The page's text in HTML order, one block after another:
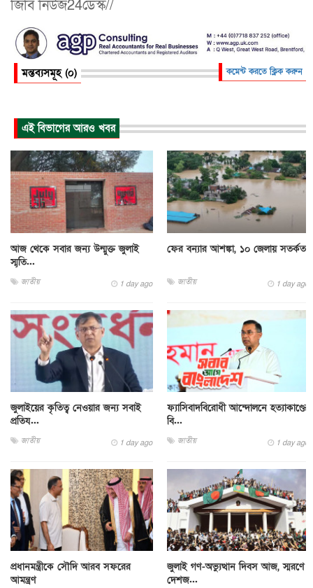
জিবি নিউজ24ডেস্ক//
মন্তব্যসমূহ (০) কমেন্ট করতে ক্লিক করুন
এই বিভাগের আরও খবর
আজ থেকে সবার জন্য উন্মুক্ত জুলাই
স্মৃতি...
জাতীয় 1 day ago
ফের বন্যার আশঙ্কা, ১০ জেলায় সতর্কতা
জাতীয় 1 day ago
জুলাইয়ের কৃতিত্ব নেওয়ার জন্য সবাই
প্রতিয...
জাতীয় 1 day ago
ফ্যাসিবাদবিরোধী আন্দোলনে হত্যাকাণ্ডের
বি...
জাতীয় 1 day ago
প্রধানমন্ত্রীকে সৌদি আরব সফরের
আমন্ত্রণ
জুলাই গণ-অভ্যুত্থান দিবস আজ, স্মরণে
দেশজ...